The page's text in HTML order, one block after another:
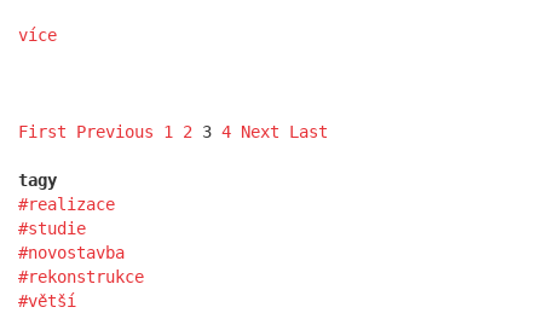
více
First Previous 1 2 3 4 Next Last
tagy
realizace
studie
novostavba
rekonstrukce
větší